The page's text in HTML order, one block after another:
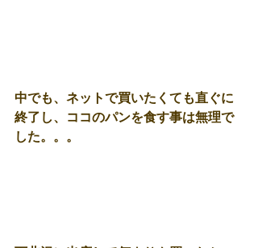
中でも、ネットで買いたくても直ぐに
終了し、ココのパンを食す事は無理で
した。。。